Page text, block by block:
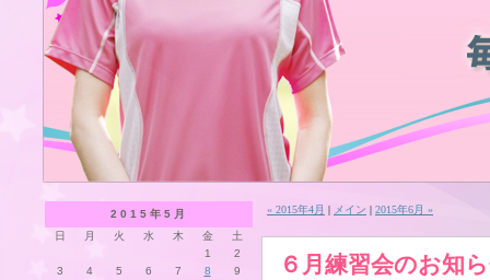
2015年5月
日
月 火 水 木 金
土
1
2
3
4 5 6 7 8
9
« 2015年4月 | メイン | 2015年6月 »
６月練習会のお知